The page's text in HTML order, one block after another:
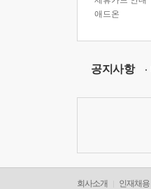
애드온
공지사항
회사소개 인재채용